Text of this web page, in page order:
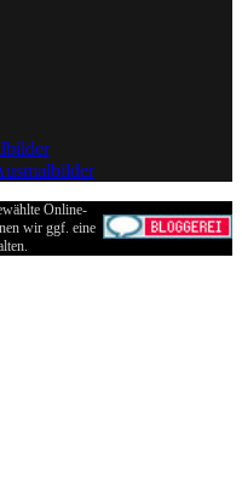
Online-
wir ggf. eine